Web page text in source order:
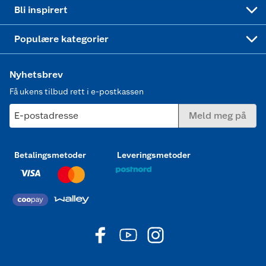
Bli inspirert
Populære kategorier
Nyhetsbrev
Få ukens tilbud rett i e-postkassen
E-postadresse Meld meg på
Betalingsmetoder Leveringsmetoder